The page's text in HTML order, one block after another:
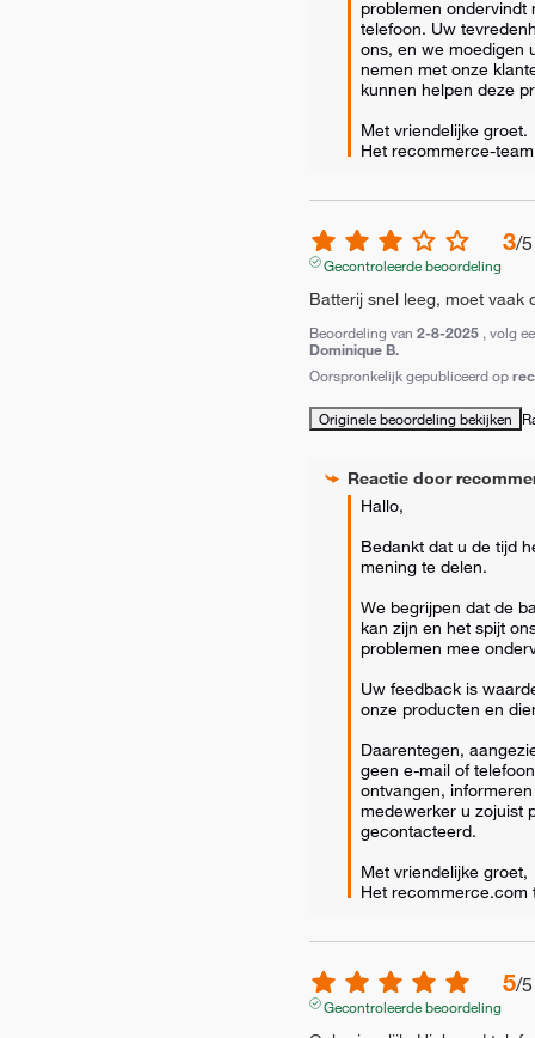
problemen ondervindt
telefoon. Uw
ons, en we moedigen
nemen met onze
kunnen helpen deze
Met vriendelijke groet.
Het recommerce-team
3/5
Gecontroleerde beoordeling
Batterij snel leeg, moet vaak
Beoordeling van 2-8-2025 , volg
Dominique B.
Oorspronkelijk gepubliceerd op
Originele beoordeling bekijken
Reactie door
Hallo,
Bedankt dat u de tijd
mening te delen.
We begrijpen dat de
kan zijn en het spijt
problemen mee
Uw feedback is
onze producten en
Daarentegen,
geen e-mail of
ontvangen,
medewerker u zojuist
gecontacteerd.
Met vriendelijke groet,
Het recommerce.com
5/5
Gecontroleerde beoordeling